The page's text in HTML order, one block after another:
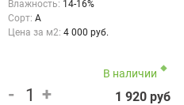
Влажность: 14-16%
Сорт: A
Цена за м2: 4 000 руб.
В наличии
- + 1 920 руб